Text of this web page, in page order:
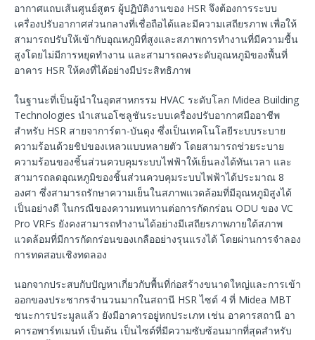
อากาศแถบเส้นศูนย์สูตร ผู้ปฏิบัติงานของ HSR จึงต้องการระบบ
เครื่องปรับอากาศส่วนกลางที่เชื่อถือได้และมีความเสถียรภาพ เพื่อให้
สามารถปรับให้เข้ากับอุณหภูมิที่สูงและสภาพการทำงานที่มีความชื้น
สูงโดยไม่มีการหยุดทำงาน และสามารถคงระดับอุณหภูมิของพื้นที่
อาคาร HSR ให้คงที่ได้อย่างมีประสิทธิภาพ
ในฐานะที่เป็นผู้นำในอุตสาหกรรม HVAC ระดับโลก Midea Building
Technologies นำเสนอโซลูชันระบบเครื่องปรับอากาศมืออาชีพ
สำหรับ HSR สายจาการ์ตา-บันดุง ซึ่งเป็นเทคโนโลยีระบบระบาย
ความร้อนด้วยชิปของเหลวแบบหลายตัว โดยสามารถช่วยระบาย
ความร้อนของชิ้นส่วนควบคุมระบบไฟฟ้าให้เย็นลงได้ทันเวลา และ
สามารถลดอุณหภูมิของชิ้นส่วนควบคุมระบบไฟฟ้าได้ประมาณ 8
องศา ซึ่งสามารถรักษาความเย็นในสภาพแวดล้อมที่มีอุณหภูมิสูงได้
เป็นอย่างดี ในกรณีของความทนทานต่อการกัดกร่อน ODU ของ VC
Pro VRFs ยังคงสามารถทำงานได้อย่างมีเสถียรภาพภายใต้สภาพ
แวดล้อมที่มีการกัดกร่อนของเกลืออย่างรุนแรงได้ โดยผ่านการจำลอง
การทดสอบเชิงทดลอง
นอกจากประสบกับปัญหาเกี่ยวกับพื้นที่ก่อสร้างขนาดใหญ่และการเข้า
ออกของประชากรจำนวนมากในสถานี HSR ไซต์ 4 ที่ Midea MBT
ชนะการประมูลแล้ว ยังมีอาคารอยู่หกประเภท เช่น อาคารสถานี อา
คารอพาร์ทเมนท์ เป็นต้น เป็นไซต์ที่มีความซับซ้อนมากที่สุดสำหรับ